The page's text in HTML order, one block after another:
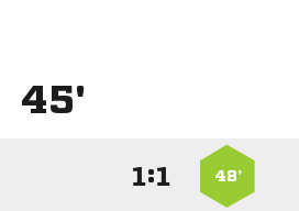
45'
48’
: